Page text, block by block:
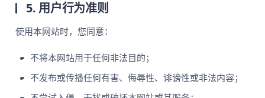
5. 用户行为准则
使用本网站时，您同意：
不将本网站用于任何非法目的；
不发布或传播任何有害、侮辱性、诽谤性或非法内容；